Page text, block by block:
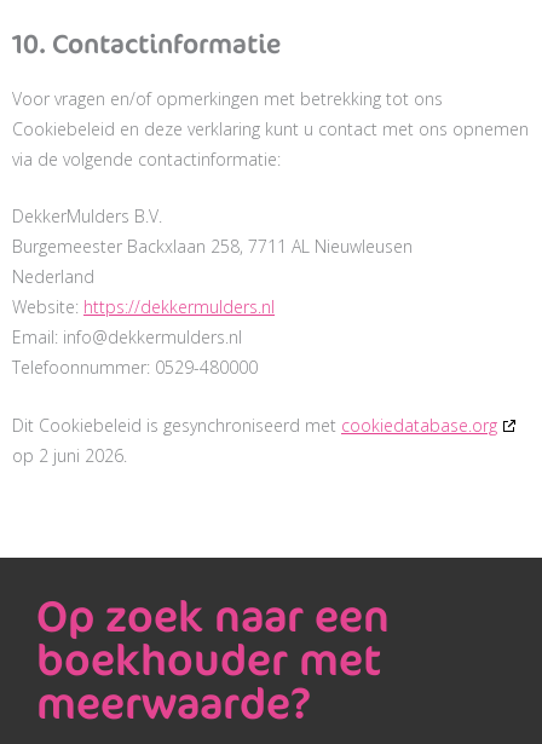
10. Contactinformatie
Voor vragen en/of opmerkingen met betrekking tot ons
Cookiebeleid en deze verklaring kunt u contact met ons opnemen
via de volgende contactinformatie:
DekkerMulders B.V.
Burgemeester Backxlaan 258, 7711 AL Nieuwleusen
Nederland
Website: https://dekkermulders.nl
Email: info@dekkermulders.nl
Telefoonnummer: 0529-480000
Dit Cookiebeleid is gesynchroniseerd met cookiedatabase.org
op 2 juni 2026.
Op zoek naar een
boekhouder met
meerwaarde?